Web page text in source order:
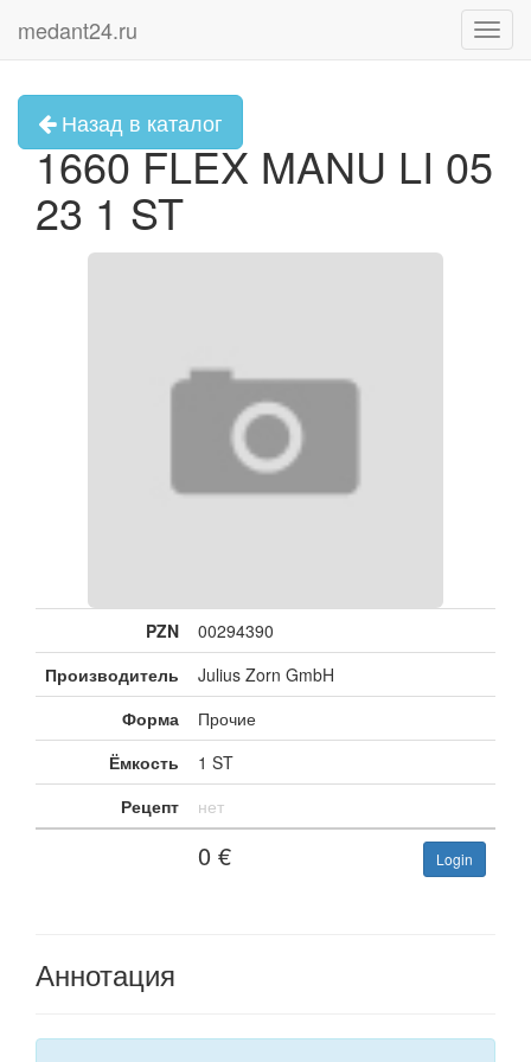
medant24.ru
Назад в каталог
1660 FLEX MANU LI 05
23 1 ST
PZN
00294390
Производитель
Julius Zorn GmbH
Форма
Прочие
Ёмкость
1 ST
Рецепт
нет
0 € Login
Аннотация